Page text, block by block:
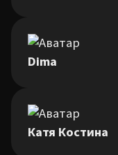
Dima
Катя Костина